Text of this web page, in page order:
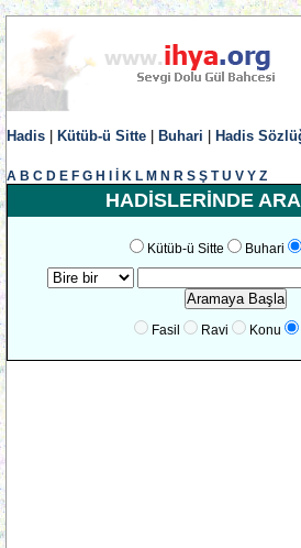
Hadis Kütüb-ü Sitte Buhari Hadis
A B C D E F G H K L M N R S Ş T U V Y Z
HADİSLERİNDE
Kütüb-ü Sitte Buhari
Fasil Ravi Konu